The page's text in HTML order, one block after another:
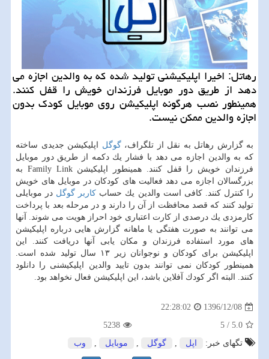
رهاتل: اخیرا اپلیكیشنی تولید شده كه به والدین اجازه می
دهد از طریق دور موبایل فرزندان خویش را قفل كنند.
همینطور نصب هرگونه اپلیكیشن روی موبایل كودك بدون
اجازه والدین ممكن نیست.
به گزارش رهاتل به نقل از تلگراف،گوگل اپلیكیشن جدیدی ساخته
كه به والدین اجازه می دهد با فشار یك دكمه از طریق دور موبایل
فرزندان خویش را قفل كنند. همینطور اپلیكیشن Family Link به
بزرگسالان اجازه می دهد فعالیت های كودكان در موبایل های خویش
را كنترل كنند. كافی است والدین یك حساب كاربر گوگل در موبایلی
تولید كنند كه قصد محافظت از آن را دارند و در مرحله بعد با پرداخت
كارمزدی یك درصدی از كارت اعتباری خود احراز هویت می شوند. آنها
می توانند به صورت هفتگی یا ماهانه گزارش هایی درباره اپلیكیشن
های مورد استفاده فرزندان و مكان یابی آنها دریافت كنند. این
اپلیكیشن برای كودكان و نوجوانان زیر ۱۳ سال تولید شده است.
همینطور كودكان نمی توانند بدون تایید والدین اپلیكیشنی را دانلود
كنند. البته اگر كودك آفلاین باشد، این اپلیكیشن فعال نخواهد بود.
1396/12/08
22:28:02
5.0
/
5
5238
تگهای خبر:
اپل , گوگل , موبایل , وب